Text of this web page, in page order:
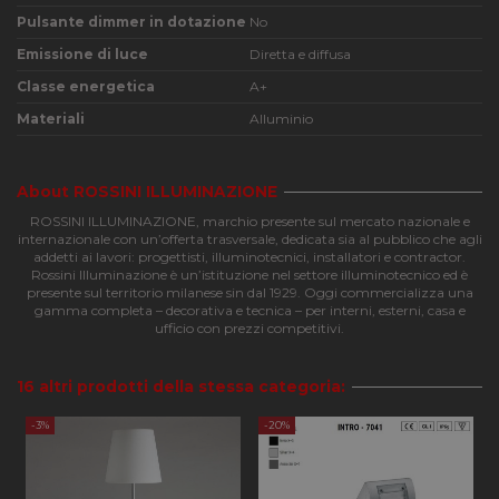
Pulsante dimmer in dotazione No
Emissione di luce
Diretta e diffusa
Classe energetica
A+
Materiali
Alluminio
About ROSSINI ILLUMINAZIONE
ROSSINI ILLUMINAZIONE, marchio presente sul mercato nazionale e
internazionale con un’offerta trasversale, dedicata sia al pubblico che agli
addetti ai lavori: progettisti, illuminotecnici, installatori e contractor.
Rossini Illuminazione è un’istituzione nel settore illuminotecnico ed è
presente sul territorio milanese sin dal 1929. Oggi commercializza una
gamma completa – decorativa e tecnica – per interni, esterni, casa e
ufficio con prezzi competitivi.
16 altri prodotti della stessa categoria:
-3% -20%
Funzionalità
Strettamente necessari
Funzionalità
I cookie strettamente necessari consentono le
funzionalità principali del sito web come l'accesso
dell'utente e la gestione dell'account. Il sito web non
può essere utilizzato correttamente senza i cookie
strettamente necessari.
CookieScriptConsent
CookieScript
2 giorni